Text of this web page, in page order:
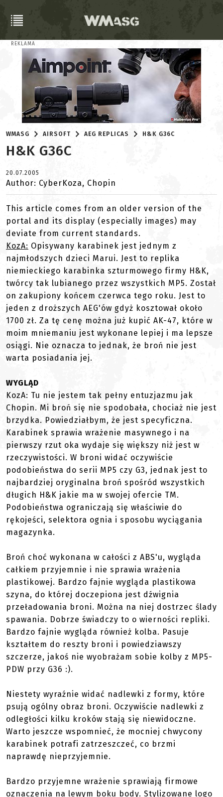
REKLAMA
WMASG AIRSOFT AEG REPLICAS H&K G36C
H&K G36C
20.07.2005
Author: CyberKoza, Chopin
This article comes from an older version of the
portal and its display (especially images) may
deviate from current standards.
KozA: Opisywany karabinek jest jednym z
najmłodszych dzieci Marui. Jest to replika
niemieckiego karabinka szturmowego firmy H&K,
twórcy tak lubianego przez wszystkich MP5. Został
on zakupiony końcem czerwca tego roku. Jest to
jeden z droższych AEG'ów gdyż kosztował około
1700 zł. Za tę cenę można już kupić AK-47, które w
moim mniemaniu jest wykonane lepiej i ma lepsze
osiągi. Nie oznacza to jednak, że broń nie jest
warta posiadania jej.
WYGLĄD
KozA: Tu nie jestem tak pełny entuzjazmu jak
Chopin. Mi broń się nie spodobała, chociaż nie jest
brzydka. Powiedziałbym, że jest specyficzna.
Karabinek sprawia wrażenie masywnego i na
pierwszy rzut oka wydaje się większy niż jest w
rzeczywistości. W broni widać oczywiście
podobieństwa do serii MP5 czy G3, jednak jest to
najbardziej oryginalna broń spośród wszystkich
długich H&K jakie ma w swojej ofercie TM.
Podobieństwa ograniczają się właściwie do
rękojeści, selektora ognia i sposobu wyciągania
magazynka.
Broń choć wykonana w całości z ABS'u, wygląda
całkiem przyjemnie i nie sprawia wrażenia
plastikowej. Bardzo fajnie wygląda plastikowa
szyna, do której doczepiona jest dźwignia
przeładowania broni. Można na niej dostrzec ślady
spawania. Dobrze świadczy to o wierności repliki.
Bardzo fajnie wygląda również kolba. Pasuje
kształtem do reszty broni i powiedziawszy
szczerze, jakoś nie wyobrażam sobie kolby z MP5-
PDW przy G36 :).
Niestety wyraźnie widać nadlewki z formy, które
psują ogólny obraz broni. Oczywiście nadlewki z
odległości kilku kroków stają się niewidoczne.
Warto jeszcze wspomnieć, że mocniej chwycony
karabinek potrafi zatrzeszczeć, co brzmi
naprawdę nieprzyjemnie.
Bardzo przyjemne wrażenie sprawiają firmowe
oznaczenia na lewym boku body. Stylizowane logo